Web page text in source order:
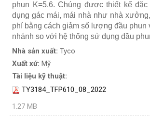
phun K=5.6. Chúng được thiết kế
dụng gác mái, mái nhà như nhà
phí bằng cách giảm số lượng đầu phun
nhánh so với hệ thống sử dụng đầu
Nhà sản xuất: Tyco
Xuất xứ: Mỹ
Tài liệu kỹ thuật:
TY3184_TFP610_08_2022
1.27 MB